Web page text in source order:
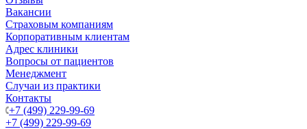
Вакансии
Страховым компаниям
Корпоративным клиентам
Адрес клиники
Вопросы от пациентов
Менеджмент
Случаи из практики
Контакты
+7 (499) 229-99-69
+7 (499) 229-99-69